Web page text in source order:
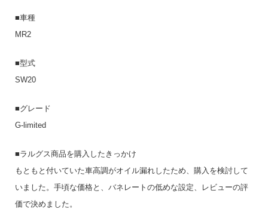
■車種
MR2
■型式
SW20
■グレード
G-limited
■ラルグス商品を購入したきっかけ
もともと付いていた車高調がオイル漏れしたため、購入を検討して
いました。手頃な価格と、バネレートの低めな設定、レビューの評
価で決めました。